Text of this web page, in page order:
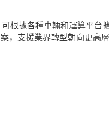
根據各種車輛和運算平台
，支援業界轉型朝向更高